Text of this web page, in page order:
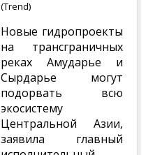
(Trend)
Новые гидропроекты
на трансграничных
реках Амударье и
Сырдарье могут
подорвать всю
экосистему
Центральной Азии,
заявила главный